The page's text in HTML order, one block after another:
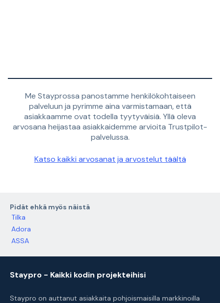
Me Stayprossa panostamme henkilökohtaiseen
palveluun ja pyrimme aina varmistamaan, että
asiakkaamme ovat todella tyytyväisiä. Yllä oleva
arvosana heijastaa asiakkaidemme arvioita Trustpilot-
palvelussa.
Katso kaikki arvosanat ja arvostelut täältä
Pidät ehkä myös näistä
Tilka
Adora
ASSA
Staypro - Kaikki kodin projekteihisi
Staypro on auttanut asiakkaita pohjoismaisilla markkinoilla